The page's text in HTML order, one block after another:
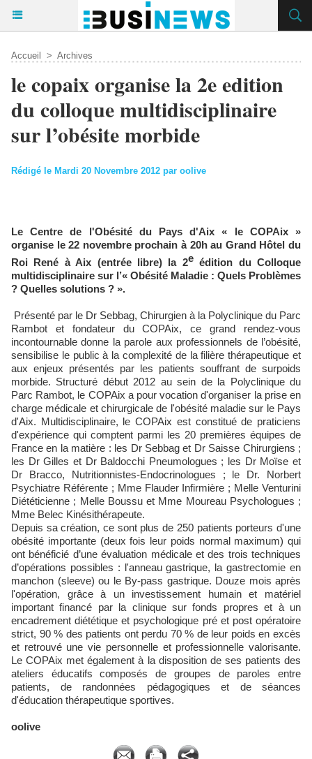
Accueil > Archives
le copaix organise la 2e edition
du colloque multidisciplinaire
sur l’obésite morbide
Rédigé le Mardi 20 Novembre 2012 par oolive
Le Centre de l'Obésité du Pays d'Aix « le COPAix »
organise le 22 novembre prochain à 20h au Grand Hôtel du
Roi René à Aix (entrée libre) la 2eédition du Colloque
multidisciplinaire sur l’« Obésité Maladie : Quels Problèmes
? Quelles solutions ? ».
Présenté par le Dr Sebbag, Chirurgien à la Polyclinique du Parc
Rambot et fondateur du COPAix, ce grand rendez-vous
incontournable donne la parole aux professionnels de l’obésité,
sensibilise le public à la complexité de la filière thérapeutique et
aux enjeux présentés par les patients souffrant de surpoids
morbide. Structuré début 2012 au sein de la Polyclinique du
Parc Rambot, le COPAix a pour vocation d'organiser la prise en
charge médicale et chirurgicale de l'obésité maladie sur le Pays
d'Aix. Multidisciplinaire, le COPAix est constitué de praticiens
d'expérience qui comptent parmi les 20 premières équipes de
France en la matière : les Dr Sebbag et Dr Saisse Chirurgiens ;
les Dr Gilles et Dr Baldocchi Pneumologues ; les Dr Moïse et
Dr Bracco, Nutritionnistes-Endocrinologues ; le Dr. Norbert
Psychiatre Référente ; Mme Flauder Infirmière ; Melle Venturini
Diététicienne ; Melle Boussu et Mme Moureau Psychologues ;
Mme Belec Kinésithérapeute.
Depuis sa création, ce sont plus de 250 patients porteurs d'une
obésité importante (deux fois leur poids normal maximum) qui
ont bénéficié d’une évaluation médicale et des trois techniques
d’opérations possibles : l'anneau gastrique, la gastrectomie en
manchon (sleeve) ou le By-pass gastrique. Douze mois après
l'opération, grâce à un investissement humain et matériel
important financé par la clinique sur fonds propres et à un
encadrement diététique et psychologique pré et post opératoire
strict, 90 % des patients ont perdu 70 % de leur poids en excès
et retrouvé une vie personnelle et professionnelle valorisante.
Le COPAix met également à la disposition de ses patients des
ateliers éducatifs composés de groupes de paroles entre
patients, de randonnées pédagogiques et de séances
d'éducation thérapeutique sportives.
oolive